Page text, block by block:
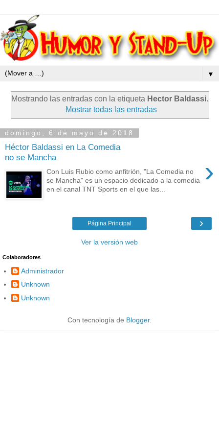
▼
Mostrando las entradas con la etiqueta Hector Baldassi.
Mostrar todas las entradas
domingo, 6 de mayo de 2018
Héctor Baldassi en La Comedia
no se Mancha
›
Con Luis Rubio como anfitrión, "La Comedia no
se Mancha" es un espacio dedicado a la comedia
en el canal TNT Sports en el que las...
›
Página Principal
Ver la versión web
Colaboradores
Administrador
Unknown
Unknown
Con tecnología de Blogger.